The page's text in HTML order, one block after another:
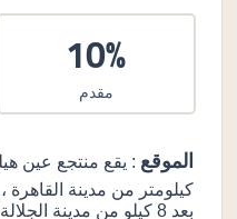
10%
مقدم
الموقع
كيلومتر من مدينة القاهرة
بعد 8 كيلو من مدينة الجلالة.